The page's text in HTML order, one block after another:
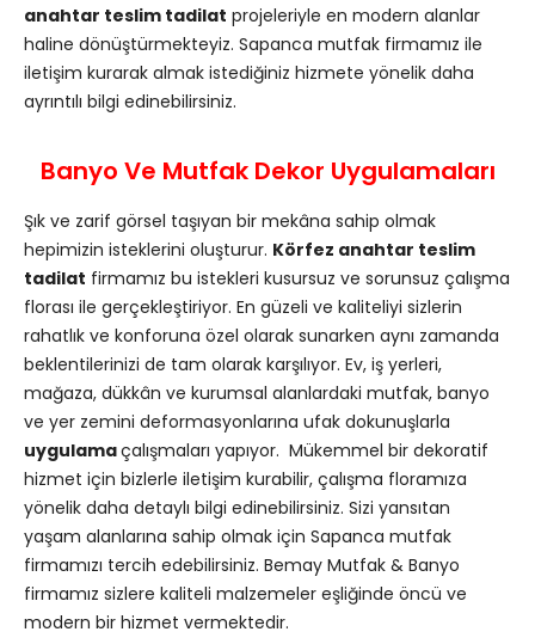
anahtar teslim tadilat projeleriyle en modern alanlar
haline dönüştürmekteyiz. Sapanca mutfak firmamız ile
iletişim kurarak almak istediğiniz hizmete yönelik daha
ayrıntılı bilgi edinebilirsiniz.
Banyo Ve Mutfak Dekor Uygulamaları
Şık ve zarif görsel taşıyan bir mekâna sahip olmak
hepimizin isteklerini oluşturur. Körfez anahtar teslim
tadilat firmamız bu istekleri kusursuz ve sorunsuz çalışma
florası ile gerçekleştiriyor. En güzeli ve kaliteliyi sizlerin
rahatlık ve konforuna özel olarak sunarken aynı zamanda
beklentilerinizi de tam olarak karşılıyor. Ev, iş yerleri,
mağaza, dükkân ve kurumsal alanlardaki mutfak, banyo
ve yer zemini deformasyonlarına ufak dokunuşlarla
uygulamaçalışmaları yapıyor. Mükemmel bir dekoratif
hizmet için bizlerle iletişim kurabilir, çalışma floramıza
yönelik daha detaylı bilgi edinebilirsiniz. Sizi yansıtan
yaşam alanlarına sahip olmak için Sapanca mutfak
firmamızı tercih edebilirsiniz. Bemay Mutfak & Banyo
firmamız sizlere kaliteli malzemeler eşliğinde öncü ve
modern bir hizmet vermektedir.